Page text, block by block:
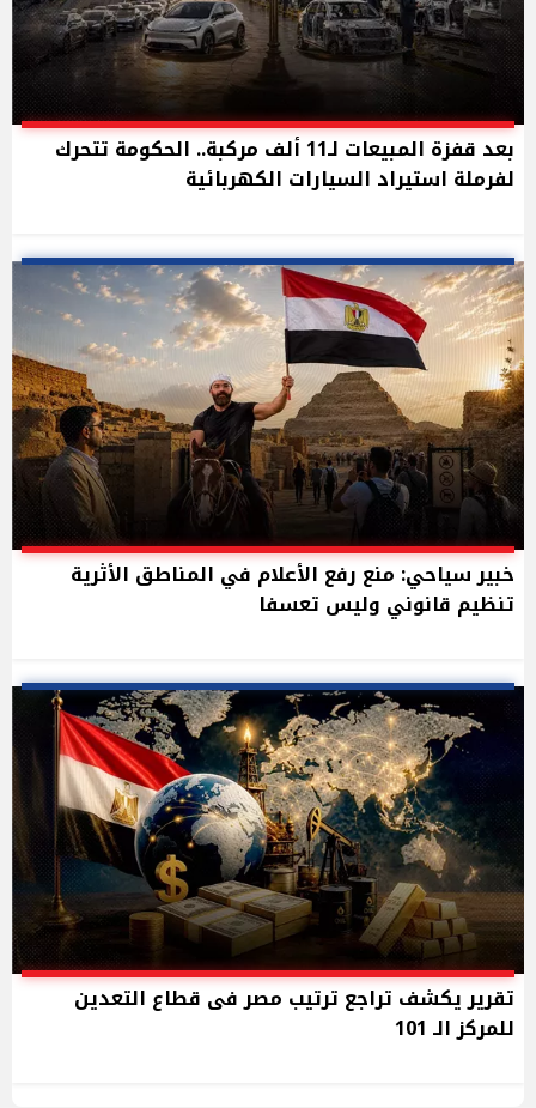
بعد قفزة المبيعات لـ11 ألف مركبة.. الحكومة تتحرك
لفرملة استيراد السيارات الكهربائية
خبير سياحي: منع رفع الأعلام في المناطق الأثرية
تنظيم قانوني وليس تعسفا
تقرير يكشف تراجع ترتيب مصر فى قطاع التعدين
للمركز الـ 101